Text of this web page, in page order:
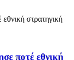
ποτέ εθνική